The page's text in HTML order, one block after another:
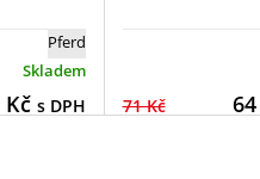
Pferd
Skladem
Kč s DPH 71 Kč 64